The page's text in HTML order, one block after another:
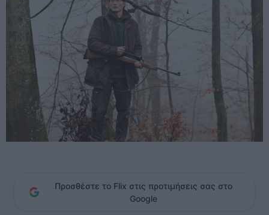
Προσθέστε το Flix στις προτιμήσεις σας στο
Google